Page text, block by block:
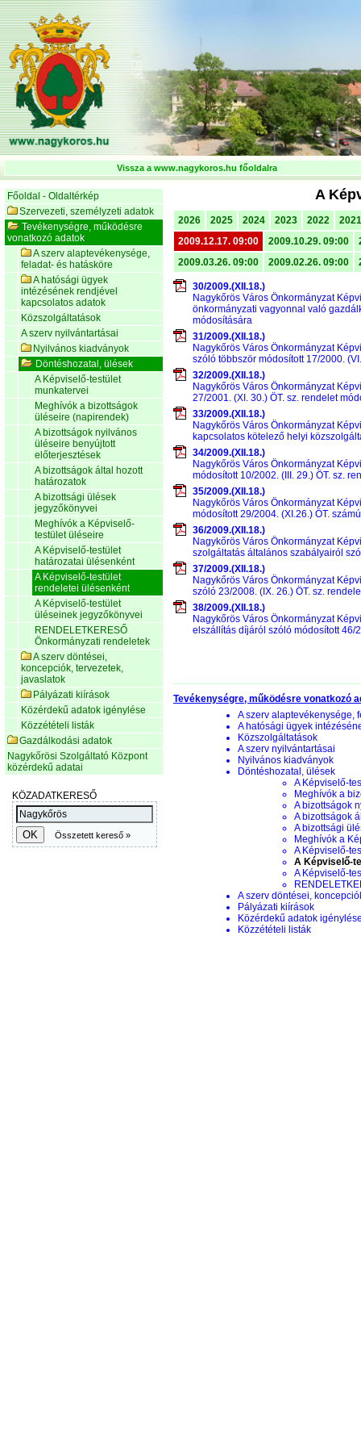
Vissza a www.nagykoros.hu főoldalra
Főoldal - Oldaltérkép
Szervezeti, személyzeti adatok
Tevékenységre, működésre
vonatkozó adatok
A szerv alaptevékenysége,
feladat- és hatásköre
A hatósági ügyek
intézésének rendjével
kapcsolatos adatok
Közszolgáltatások
A szerv nyilvántartásai
Nyilvános kiadványok
Döntéshozatal, ülések
A Képviselő-testület
munkatervei
Meghívók a bizottságok
üléseire (napirendek)
A bizottságok nyilvános
üléseire benyújtott
előterjesztések
A bizottságok által hozott
határozatok
A bizottsági ülések
jegyzőkönyvei
Meghívók a Képviselő-
testület üléseire
A Képviselő-testület
határozatai ülésenként
A Képviselő-testület
rendeletei ülésenként
A Képviselő-testület
üléseinek jegyzőkönyvei
RENDELETKERESŐ
Önkormányzati rendeletek
A szerv döntései,
koncepciók, tervezetek,
javaslatok
Pályázati kiírások
Közérdekű adatok igénylése
Közzétételi listák
Gazdálkodási adatok
Nagykőrösi Szolgáltató Központ
közérdekű adatai
A
2026 2025 2024 2023 2022
2021
2009.12.17. 09:00
2009.10.29. 09:00
2009.03.26. 09:00
2009.02.26. 09:00
30/2009.(XII.18.)
Nagykőrös Város Önkormányzat
önkormányzati vagyonnal való
módosítására
31/2009.(XII.18.)
Nagykőrös Város Önkormányzat
szóló többször módosított 17/2000.
32/2009.(XII.18.)
Nagykőrös Város Önkormányzat
27/2001. (XI. 30.) ÖT. sz. rendelet
33/2009.(XII.18.)
Nagykőrös Város Önkormányzat
kapcsolatos kötelező helyi
34/2009.(XII.18.)
Nagykőrös Város Önkormányzat
módosított 10/2002. (III. 29.) ÖT. sz.
35/2009.(XII.18.)
Nagykőrös Város Önkormányzat
módosított 29/2004. (XI.26.) ÖT.
36/2009.(XII.18.)
Nagykőrös Város Önkormányzat
szolgáltatás általános szabályairól
37/2009.(XII.18.)
Nagykőrös Város Önkormányzat
szóló 23/2008. (IX. 26.) ÖT. sz.
38/2009.(XII.18.)
Nagykőrös Város Önkormányzat
elszállítás díjáról szóló módosított 46/
Tevékenységre, működésre vonatkozó
A szerv alaptevékenysége,
A hatósági ügyek
Közszolgáltatások
A szerv nyilvántartásai
Nyilvános kiadványok
Döntéshozatal, ülések
A Képviselő-
Meghívók a
A bizottságok
A bizottságok
A bizottsági
Meghívók a
A Képviselő-
A Képviselő-
A Képviselő-
A szerv döntései,
Pályázati kiírások
Közérdekű adatok
Közzétételi listák